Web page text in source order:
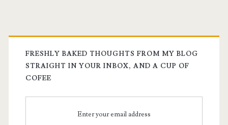
FRESHLY BAKED THOUGHTS FROM MY BLOG
STRAIGHT IN YOUR INBOX, AND A CUP OF
COFEE
Enter your email address